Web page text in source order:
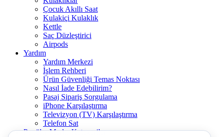
Çocuk Akıllı Saat
Kulakiçi Kulaklık
Kettle
Saç Düzleştirici
Airpods
Yardım
Yardım Merkezi
İşlem Rehberi
Ürün Güvenliği Temas Noktası
Nasıl İade Edebilirim?
Pasaj Sipariş Sorgulama
iPhone Karşılaştırma
Televizyon (TV) Karşılaştırma
Telefon Sat
Popüler Marka Kategoriler